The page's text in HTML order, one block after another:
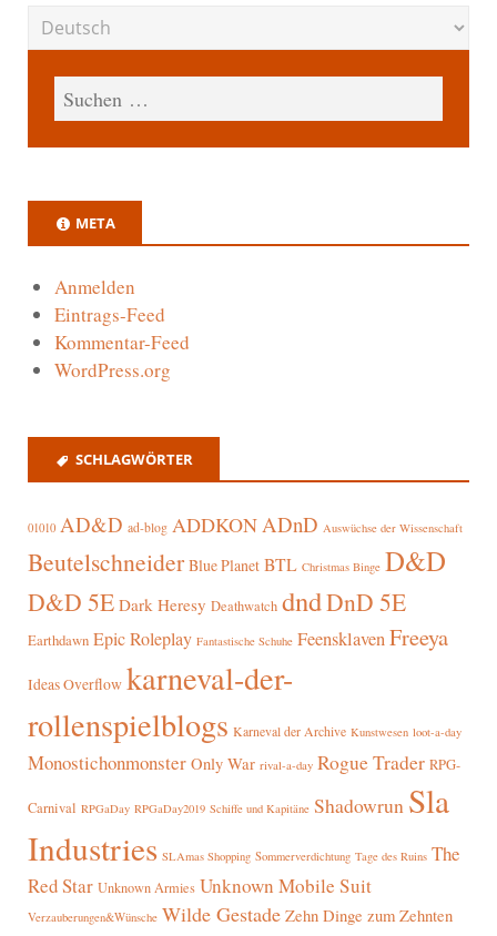
META
Anmelden
Eintrags-Feed
Kommentar-Feed
WordPress.org
SCHLAGWÖRTER
01010 AD&D ad-blog ADDKONADnD Auswüchse der Wissenschaft
Beutelschneider Blue Planet BTL Christmas Binge D&D
D&D 5E Dark Heresy Deathwatch dndDnD 5E
Earthdawn Epic Roleplay Fantastische Schuhe FeensklavenFreeya
Ideas Overflow karneval-der-
rollenspielblogs Karneval der Archive Kunstwesen loot-a-day
Monostichonmonster Only War rival-a-day Rogue Trader RPG-
Carnival RPGaDay RPGaDay2019 Schiffe und Kapitäne Shadowrun Sla
Industries SLAmas Shopping Sommerverdichtung Tage des Ruins The
Red Star Unknown Armies Unknown Mobile Suit
Verzauberungen&Wünsche Wilde Gestade Zehn Dinge zum Zehnten